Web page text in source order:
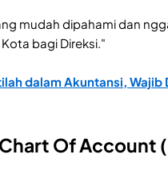
mudah dipahami dan
bagi Direksi."
dalam Akuntansi, Wajib
Of Account